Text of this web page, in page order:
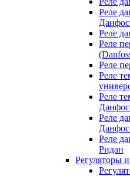
Реле
Реле
Реле
Реле
Реле
Реле
Реле
Реле
Ридан
Регуляторы